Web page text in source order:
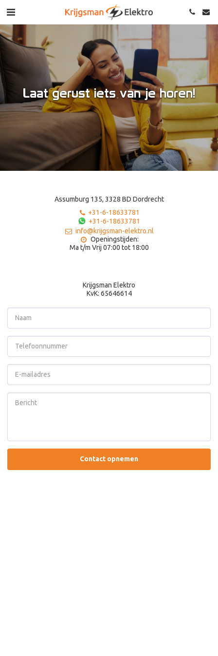
Laat gerust iets van je horen!
Assumburg 135, 3328 BD Dordrecht
+31-6-18633781
+31-6-18633781
info@krijgsman-elektro.nl
Openingstijden:
Ma t/m Vrij 07:00 tot 18:00
Krijgsman Elektro
KvK: 65646614
Contact opnemen